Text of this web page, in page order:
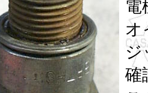
電
オ
ジ
確